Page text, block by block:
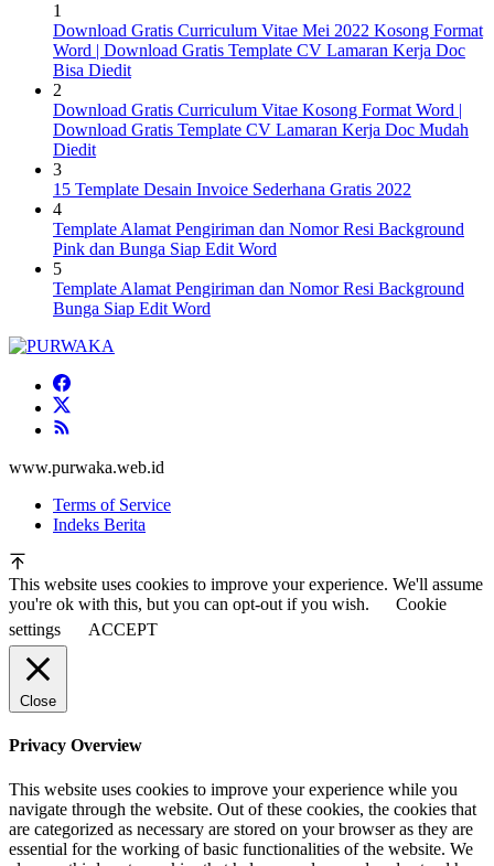
1
Download Gratis Curriculum Vitae Mei 2022 Kosong Format
Word | Download Gratis Template CV Lamaran Kerja Doc
Bisa Diedit
2
Download Gratis Curriculum Vitae Kosong Format Word |
Download Gratis Template CV Lamaran Kerja Doc Mudah
Diedit
3
15 Template Desain Invoice Sederhana Gratis 2022
4
Template Alamat Pengiriman dan Nomor Resi Background
Pink dan Bunga Siap Edit Word
5
Template Alamat Pengiriman dan Nomor Resi Background
Bunga Siap Edit Word
www.purwaka.web.id
Terms of Service
Indeks Berita
This website uses cookies to improve your experience. We'll assume
you're ok with this, but you can opt-out if you wish.
Cookie
settings
ACCEPT
Close
Privacy Overview
This website uses cookies to improve your experience while you
navigate through the website. Out of these cookies, the cookies that
are categorized as necessary are stored on your browser as they are
essential for the working of basic functionalities of the website. We